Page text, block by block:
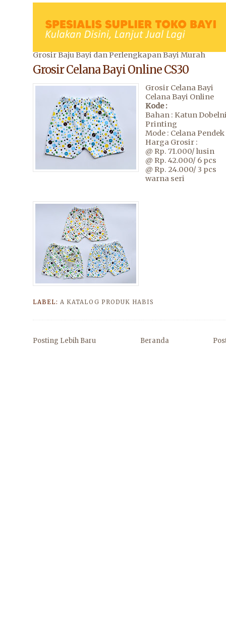
Grosir Baju Bayi dan Perlengkapan Bayi Murah
Grosir Celana Bayi Online CS30
Grosir Celana Bayi
Celana Bayi Online
Kode :
Bahan : Katun
Printing
Mode : Celana
Harga Grosir :
@ Rp. 71.000/ lusin
@ Rp. 42.000/ 6 pcs
@ Rp. 24.000/ 3 pcs
warna seri
LABEL:A KATALOG PRODUK HABIS
Posting Lebih Baru Beranda